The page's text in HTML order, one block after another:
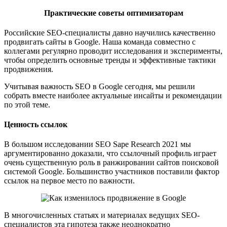
Практические советы оптимизаторам
Российские SEO-специалисты давно научились качественно
продвигать сайты в Google. Наша команда совместно с
коллегами регулярно проводит исследования и эксперименты,
чтобы определить основные тренды и эффективные тактики
продвижения.
Учитывая важность SEO в Google сегодня, мы решили
собрать вместе наиболее актуальные инсайты и рекомендации
по этой теме.
Ценность ссылок
В большом исследовании SEO Sape Research 2021 мы
аргументированно доказали, что ссылочный профиль играет
очень существенную роль в ранжировании сайтов поисковой
системой Google. Большинство участников поставили фактор
ссылок на первое место по важности.
В многочисленных статьях и материалах ведущих SEO-
специалистов эта гипотеза также неоднократно